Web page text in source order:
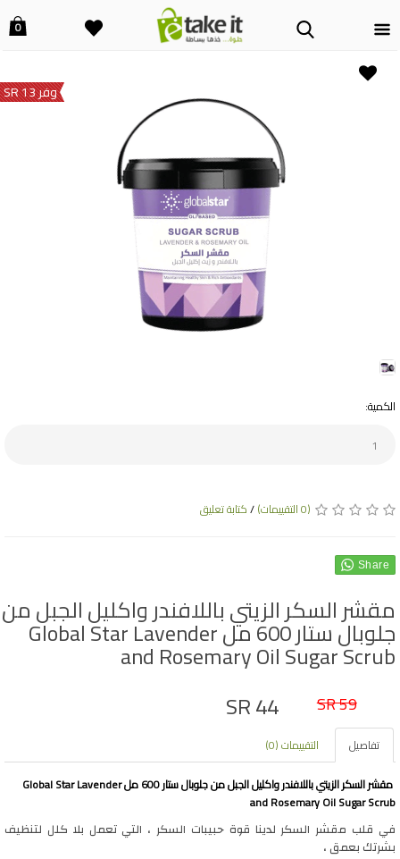
0
وفر 13 SR
الكمية:
(0 التقييمات) /كتابة تعليق
Share
مقشر السكر الزيتي باللافندر واكليل الجبل من
جلوبال ستار 600 مل Global Star Lavender
and Rosemary Oil Sugar Scrub
SR 59
SR 44
تفاصيل
التقييمات (0)
مقشر السكر الزيتي باللافندر واكليل الجبل من جلوبال ستار 600 مل Global Star Lavender
and Rosemary Oil Sugar Scrub
في قلب مقشر السكر لدينا قوة حبيبات السكر ، التي تعمل بلا كلل لتنظيف
بشرتك بعمق ،